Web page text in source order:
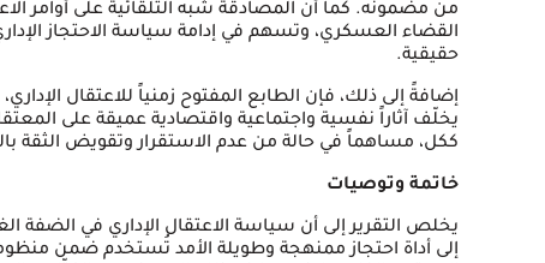
من مضمونه. كما أن المصادقة شبه التلقائية على أوامر
القضاء العسكري، وتسهم في إدامة سياسة الاحتجاز
حقيقية.
إضافةً إلى ذلك، فإن الطابع المفتوح زمنياً للاعتقال الإداري،
يخلّف آثاراً نفسية واجتماعية واقتصادية عميقة على
ككل، مساهماً في حالة من عدم الاستقرار وتقويض الثقة
خاتمة وتوصيات
إلى أداة احتجاز ممنهجة وطويلة الأمد تُستخدم ضمن